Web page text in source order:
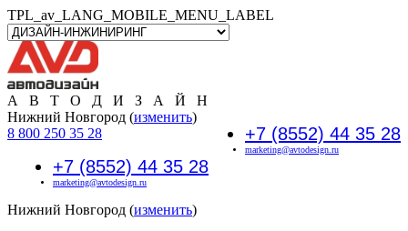
TPL_av_LANG_MOBILE_MENU_LABEL
А В Т О Д И З А Й Н
+7 (8552) 44 35 28
marketing@avtodesign.ru
Нижний Новгород (изменить)
8 800 250 35 28
+7 (8552) 44 35 28
marketing@avtodesign.ru
Нижний Новгород (изменить)